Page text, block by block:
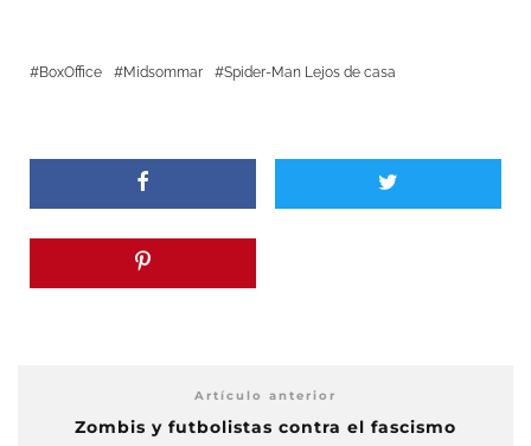
BoxOffice Midsommar Spider-Man Lejos de casa
Artículo anterior
Zombis y futbolistas contra el fascismo